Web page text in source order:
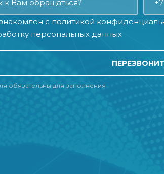
с политикой
персональных данных
обязательны для заполнения